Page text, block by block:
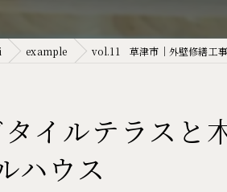
example vol.11 草津市｜外壁修繕工事
ルテラスと
ハウス